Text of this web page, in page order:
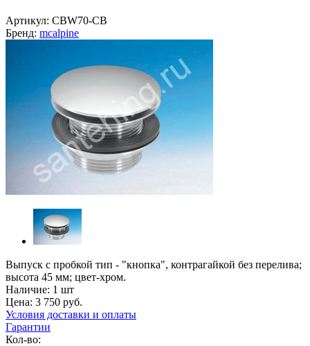
Артикул: CBW70-CB
Бренд: mcalpine
Выпуск с пробкой тип - "кнопка", контрагайкой без перелива;
высота 45 мм; цвет-хром.
Наличие: 1 шт
Цена: 3 750 руб.
Условия доставки и оплаты
Гарантии
Кол-во: